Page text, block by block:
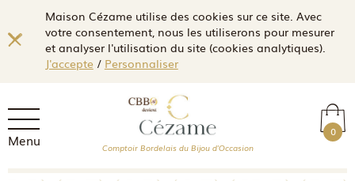
Maison Cézame utilise des cookies sur ce site. Avec
votre consentement, nous les utiliserons pour mesurer
et analyser l'utilisation du site (cookies analytiques).
J'accepte/ Personnaliser
Menu 0
Comptoir Bordelais du Bijou d'Occasion